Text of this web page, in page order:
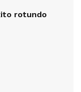
rotundo